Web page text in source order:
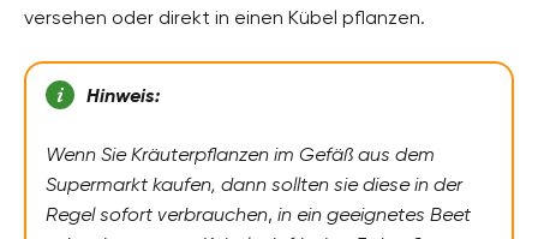
versehen oder direkt in einen Kübel pflanzen.
Hinweis:
Wenn Sie Kräuterpflanzen im Gefäß aus dem
Supermarkt kaufen, dann sollten sie diese in der
Regel sofort verbrauchen, in ein geeignetes Beet